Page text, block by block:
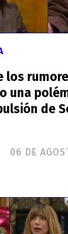
los
una
de
06 DE